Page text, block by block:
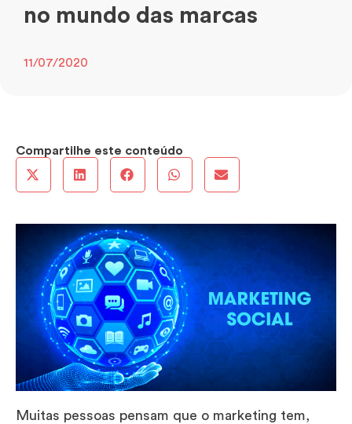
no mundo das marcas
11/07/2020
Compartilhe este conteúdo
Muitas pessoas pensam que o marketing tem,